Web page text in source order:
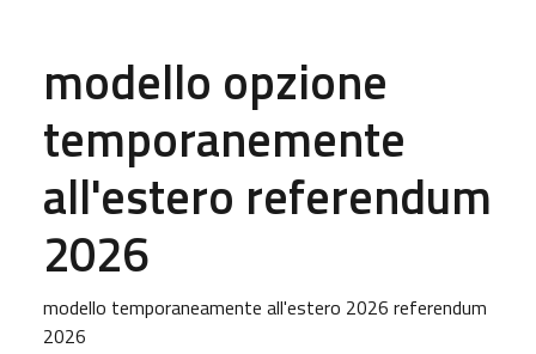
modello opzione
temporanemente
all'estero referendum
2026
modello temporaneamente all'estero 2026 referendum
2026